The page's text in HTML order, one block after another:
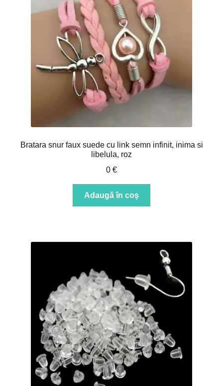
Bratara snur faux suede cu link semn infinit, inima si
libelula, roz
0 €
Adaugă în coș